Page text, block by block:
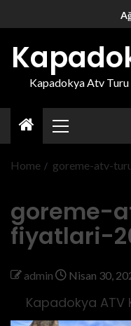
Kapadokya Atv
Home goreme-atv-
goreme-
fiyatlari-
admin Nisan 30,
Kapadokya ATV